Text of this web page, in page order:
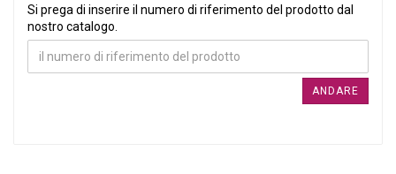
SI PREGA DI INSERIRE IL NUMERO DI RIFERIMENTO DEL
Si prega di inserire il numero di riferimento del prodotto dal
nostro catalogo.
ANDARE